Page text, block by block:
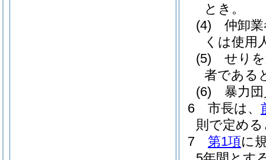
とき。
(4)
仲卸
くは使用
(5)
せり
者である
(6)
暴力
6
市長は、
則で定め
7
第1項に